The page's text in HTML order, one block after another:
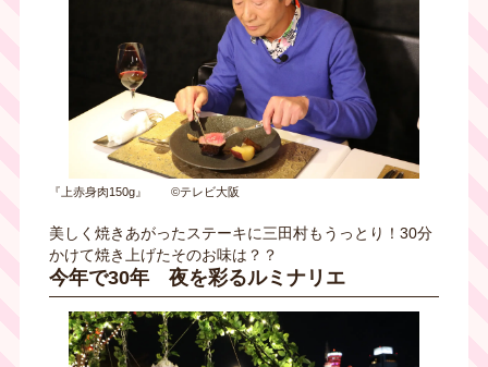
『上赤身肉150g』 ©テレビ大阪
美しく焼きあがったステーキに三田村もうっとり！30分
かけて焼き上げたそのお味は？？
今年で30年 夜を彩るルミナリエ